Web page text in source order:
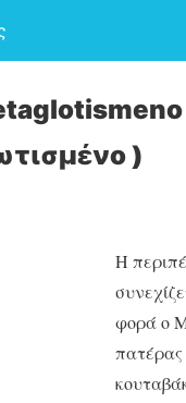
)
Η
φορά ο
πατέρας